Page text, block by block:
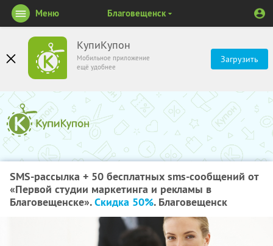
КупиКупон
Мобильное приложение
ещё удобнее
Загрузить
Меню Благовещенск
SMS-рассылка + 50 бесплатных sms-сообщений от
«Первой студии маркетинга и рекламы в
Благовещенске».Скидка 50%. Благовещенск